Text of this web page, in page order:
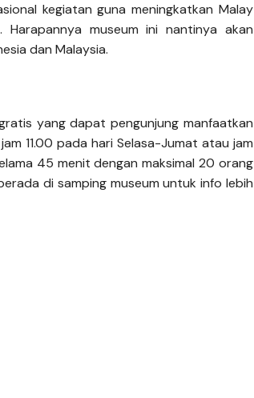
kegiatan guna meningkatkan Malay
museum ini nantinya akan
dan Malaysia.
yang dapat pengunjung manfaatkan
11.00 pada hari Selasa-Jumat atau jam
45 menit dengan maksimal 20 orang
di samping museum untuk info lebih